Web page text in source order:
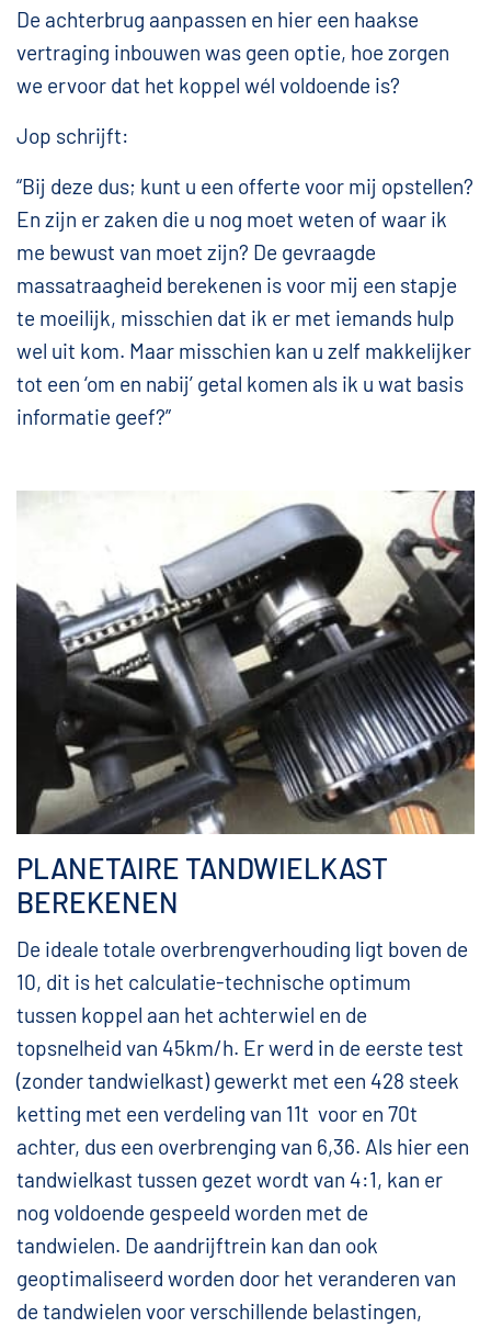
De achterbrug aanpassen en hier een haakse
vertraging inbouwen was geen optie, hoe zorgen
we ervoor dat het koppel wél voldoende is?
Jop schrijft:
“Bij deze dus; kunt u een offerte voor mij opstellen?
En zijn er zaken die u nog moet weten of waar ik
me bewust van moet zijn? De gevraagde
massatraagheid berekenen is voor mij een stapje
te moeilijk, misschien dat ik er met iemands hulp
wel uit kom. Maar misschien kan u zelf makkelijker
tot een ‘om en nabij’ getal komen als ik u wat basis
informatie geef?”
PLANETAIRE TANDWIELKAST
BEREKENEN
De ideale totale overbrengverhouding ligt boven de
10, dit is het calculatie-technische optimum
tussen koppel aan het achterwiel en de
topsnelheid van 45km/h. Er werd in de eerste test
(zonder tandwielkast) gewerkt met een 428 steek
ketting met een verdeling van 11t voor en 70t
achter, dus een overbrenging van 6,36. Als hier een
tandwielkast tussen gezet wordt van 4:1, kan er
nog voldoende gespeeld worden met de
tandwielen. De aandrijftrein kan dan ook
geoptimaliseerd worden door het veranderen van
de tandwielen voor verschillende belastingen,